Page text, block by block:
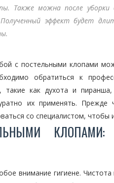
Также можна после
эффект будет
с постельными клопами
обратиться к
такие как духота и
их применять.
со специалистом,
КЛОПАМИ:
внимание гигиене.